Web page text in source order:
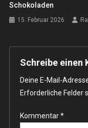
Schokoladen
15. Februar 2026
Schreibe einen
Deine E-Mail-
Erforderliche Felder
Kommentar*